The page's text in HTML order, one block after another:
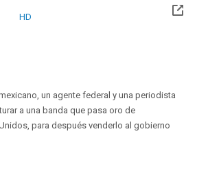
HD
un agente federal y una periodista
a una banda que pasa oro de
para después venderlo al gobierno